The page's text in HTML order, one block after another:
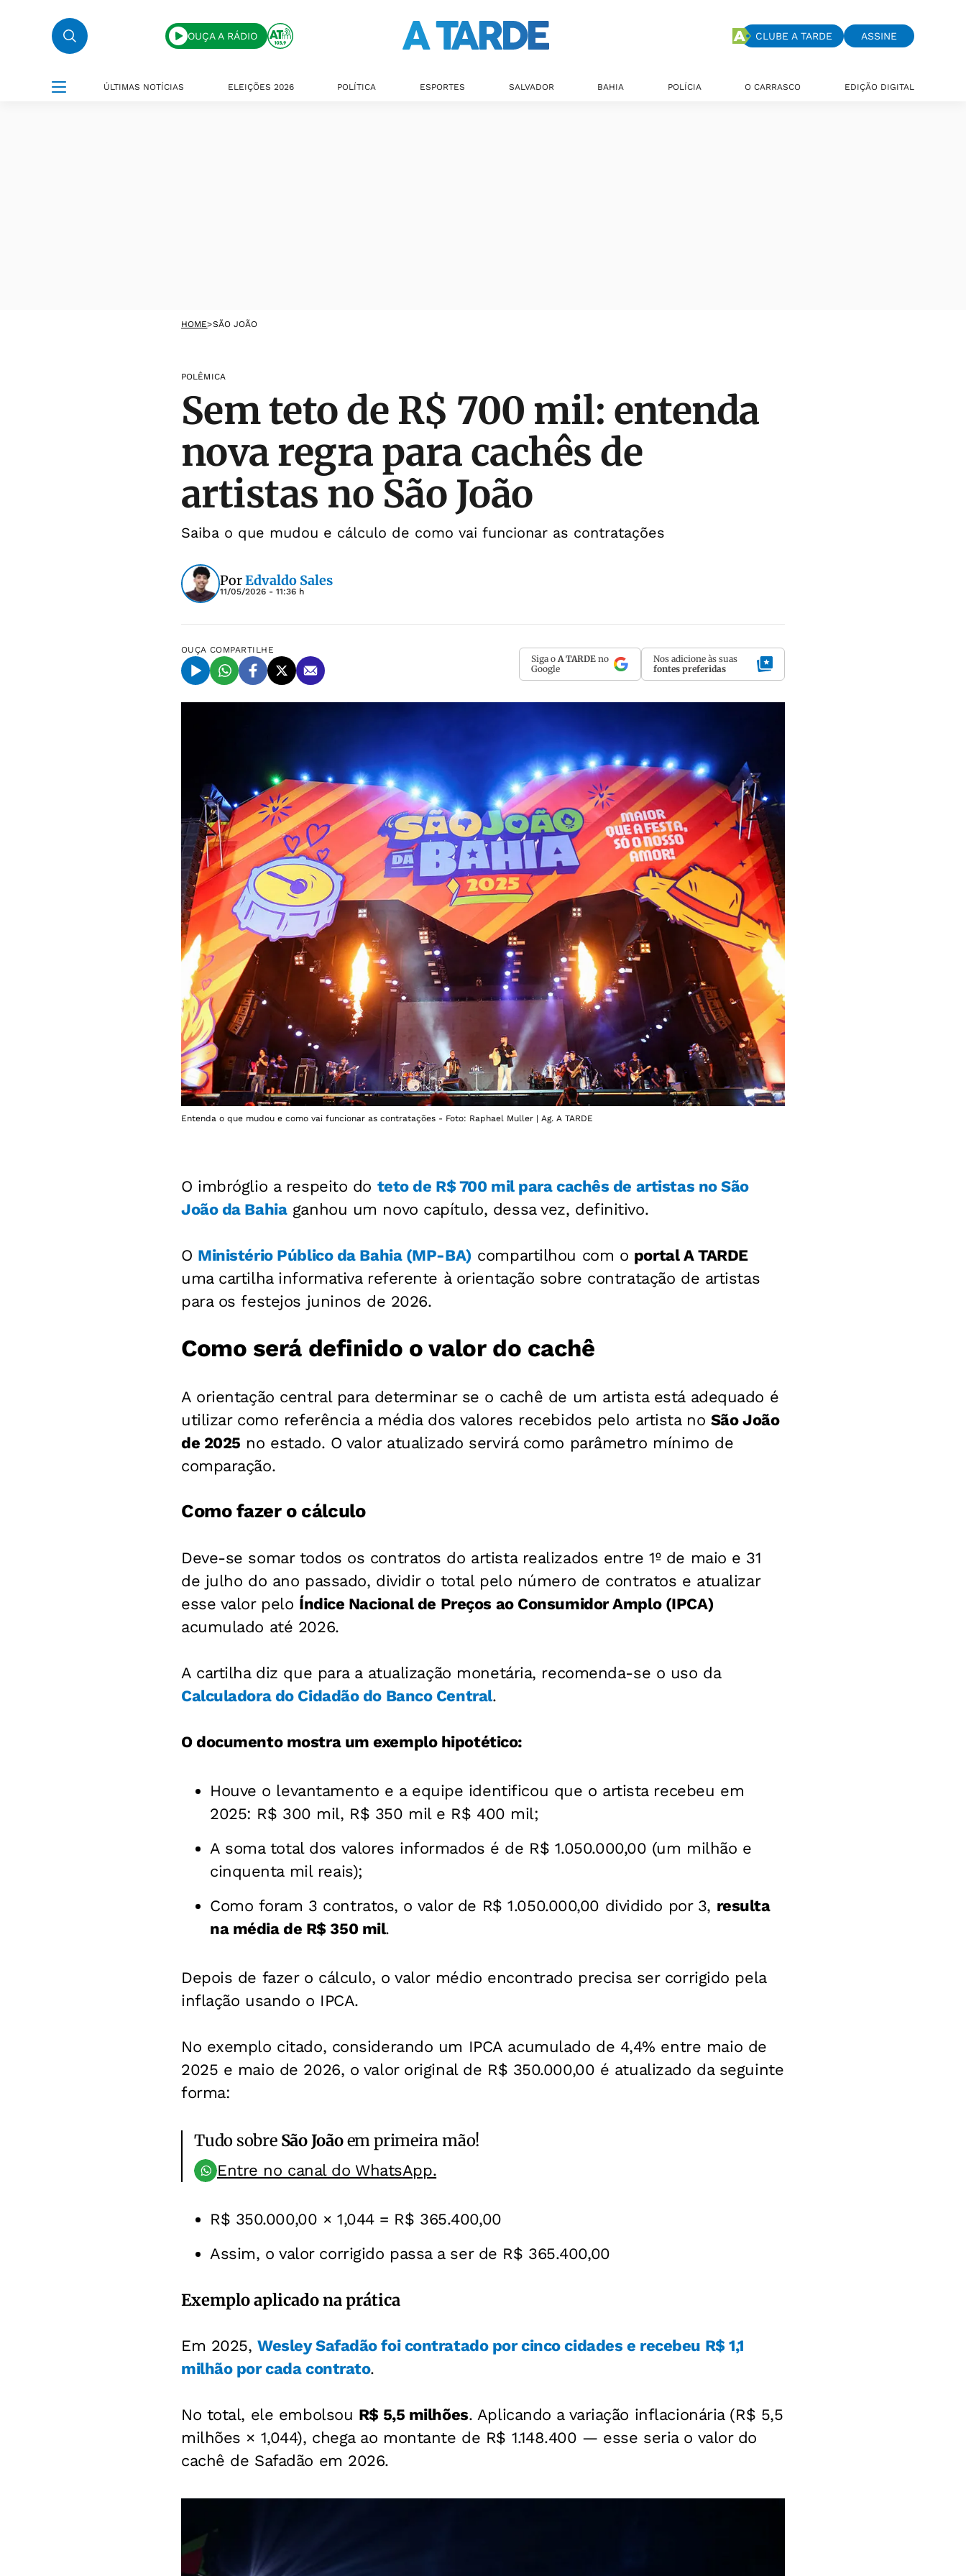
OUÇA A RÁDIO CLUBE A TARDE ASSINE
ÚLTIMAS NOTÍCIAS ELEIÇÕES 2026 POLÍTICA ESPORTES SALVADOR BAHIA POLÍCIA O CARRASCO EDIÇÃO DIGITAL
HOME>SÃO JOÃO
POLÊMICA
Sem teto de R$ 700 mil: entenda
nova regra para cachês de
artistas no São João
Saiba o que mudou e cálculo de como vai funcionar as contratações
PorEdvaldo Sales
11/05/2026 - 11:36 h
OUÇA COMPARTILHE
Siga o A TARDE no
Google
Nos adicione às suas
fontes preferidas
Entenda o que mudou e como vai funcionar as contratações - Foto: Raphael Muller | Ag. A TARDE
O imbróglio a respeito do teto de R$ 700 mil para cachês de artistas no São
João da Bahiaganhou um novo capítulo, dessa vez, definitivo.
O Ministério Público da Bahia (MP-BA) compartilhou com o portal A TARDE
uma cartilha informativa referente à orientação sobre contratação de artistas
para os festejos juninos de 2026.
Como será definido o valor do cachê
A orientação central para determinar se o cachê de um artista está adequado é
utilizar como referência a média dos valores recebidos pelo artista no São João
de 2025 no estado. O valor atualizado servirá como parâmetro mínimo de
comparação.
Como fazer o cálculo
Deve-se somar todos os contratos do artista realizados entre 1º de maio e 31
de julho do ano passado, dividir o total pelo número de contratos e atualizar
esse valor pelo Índice Nacional de Preços ao Consumidor Amplo (IPCA)
acumulado até 2026.
A cartilha diz que para a atualização monetária, recomenda-se o uso da
Calculadora do Cidadão do Banco Central.
O documento mostra um exemplo hipotético:
Houve o levantamento e a equipe identificou que o artista recebeu em
2025: R$ 300 mil, R$ 350 mil e R$ 400 mil;
A soma total dos valores informados é de R$ 1.050.000,00 (um milhão e
cinquenta mil reais);
Como foram 3 contratos, o valor de R$ 1.050.000,00 dividido por 3, resulta
na média de R$ 350 mil.
Depois de fazer o cálculo, o valor médio encontrado precisa ser corrigido pela
inflação usando o IPCA.
No exemplo citado, considerando um IPCA acumulado de 4,4% entre maio de
2025 e maio de 2026, o valor original de R$ 350.000,00 é atualizado da seguinte
forma:
Tudo sobre São Joãoem primeira mão!
Entre no canal do WhatsApp.
R$ 350.000,00 × 1,044 = R$ 365.400,00
Assim, o valor corrigido passa a ser de R$ 365.400,00
Exemplo aplicado na prática
Em 2025,Wesley Safadão foi contratado por cinco cidades e recebeu R$ 1,1
milhão por cada contrato.
No total, ele embolsou R$ 5,5 milhões. Aplicando a variação inflacionária (R$ 5,5
milhões × 1,044), chega ao montante de R$ 1.148.400 — esse seria o valor do
cachê de Safadão em 2026.